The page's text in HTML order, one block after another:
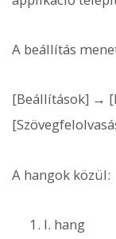
A beállítás
[Beállítások] →
A hangok közül:
I. hang